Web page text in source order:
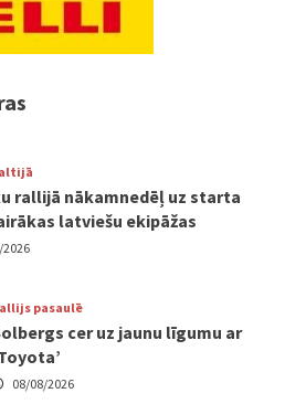
rallijā nākamnedēļ uz starta
latviešu ekipāžas
pasaulē
cer uz jaunu līgumu ar
08/08/2026